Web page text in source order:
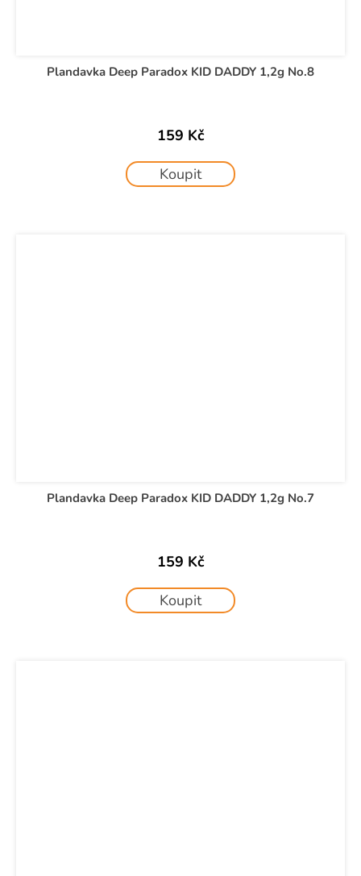
Plandavka Deep Paradox KID DADDY 1,2g No.8
159 Kč
Koupit
Plandavka Deep Paradox KID DADDY 1,2g No.7
159 Kč
Koupit